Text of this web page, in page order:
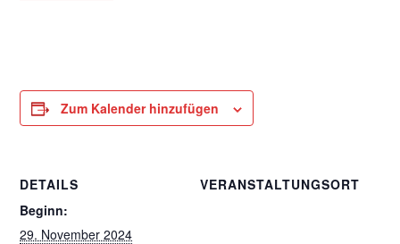
Zum Kalender hinzufügen
DETAILS
Beginn:
29. November 2024
VERANSTALTUNGSORT